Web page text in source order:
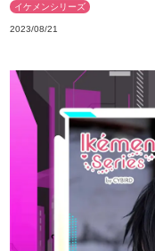
イケメンシリーズ
2023/08/21